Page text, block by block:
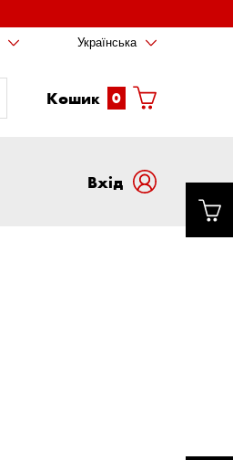
Українська
Кошик 0
Вxід